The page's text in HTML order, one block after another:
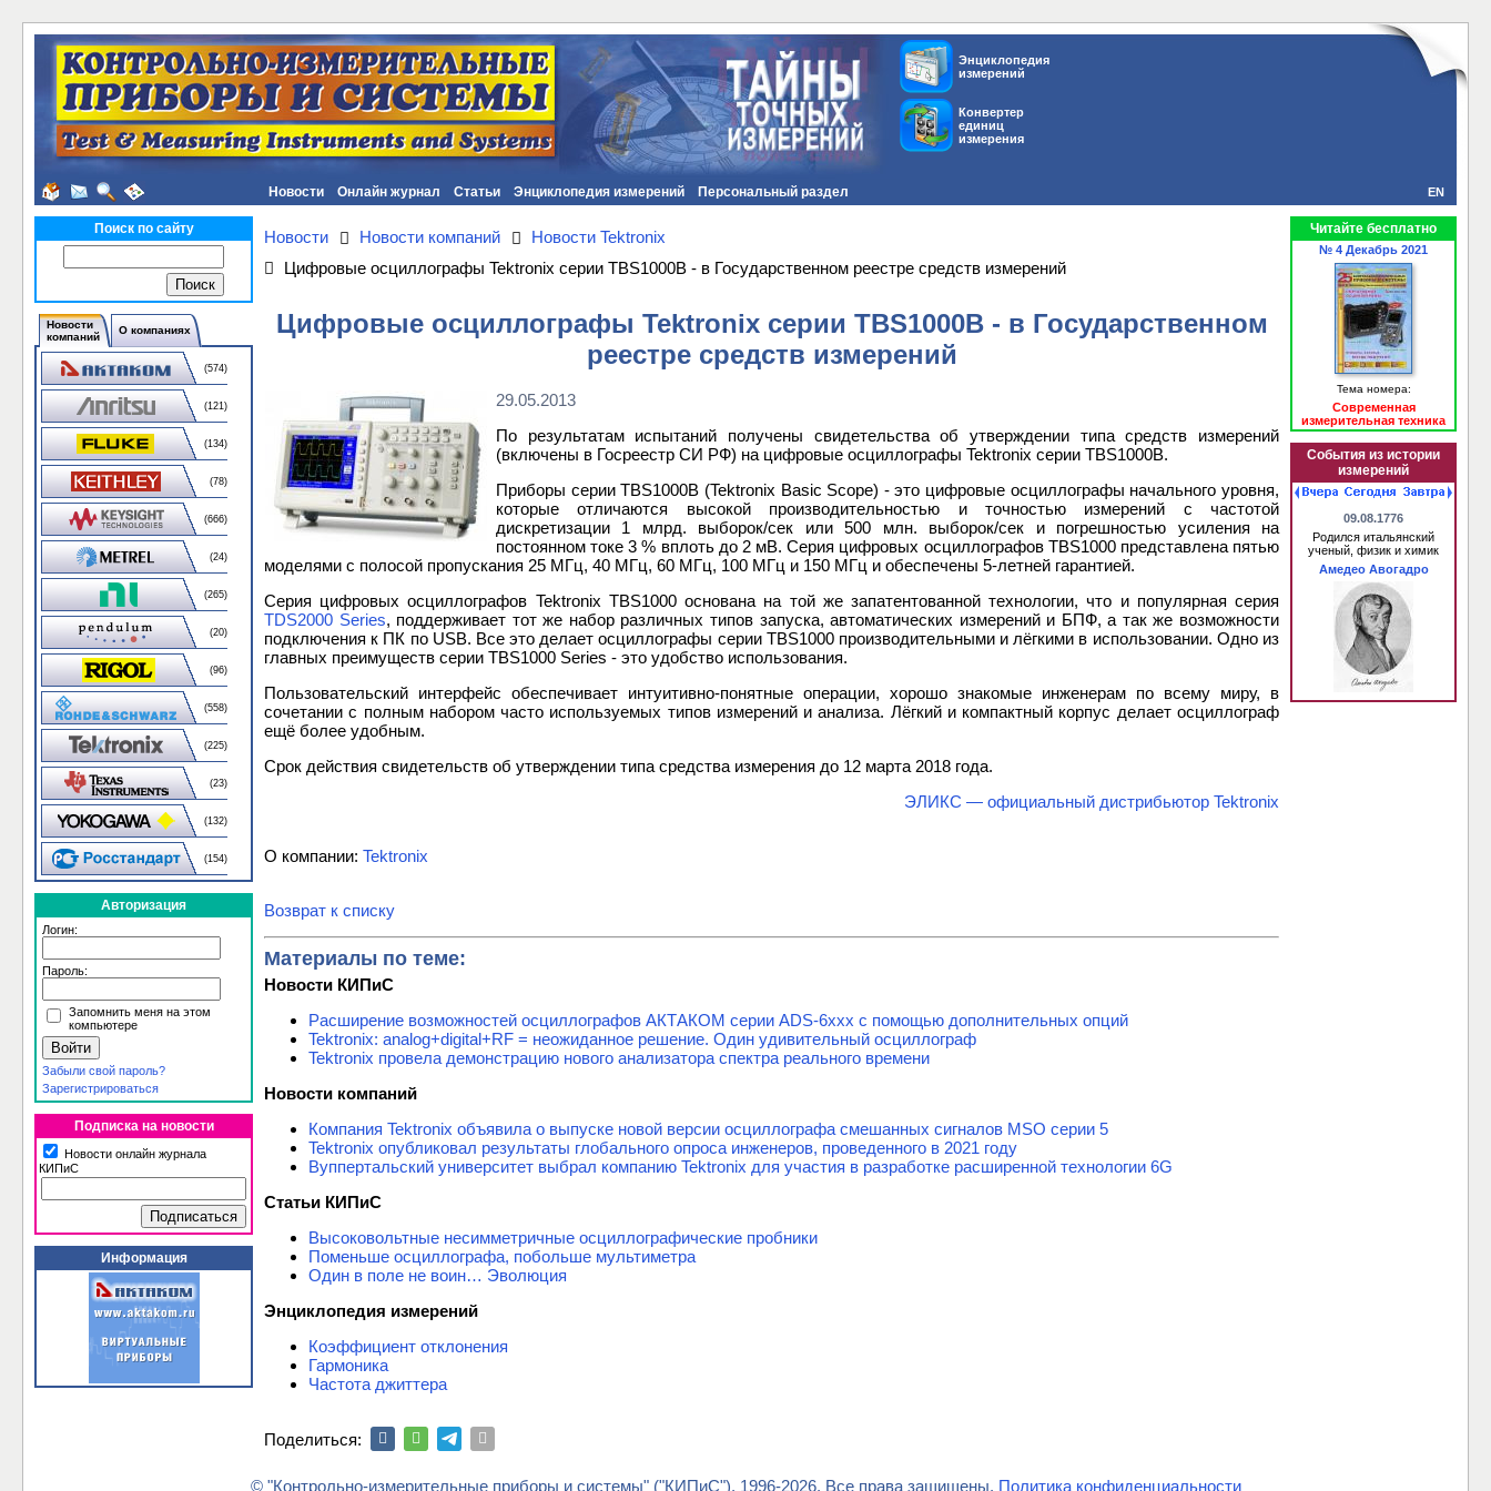
Энциклопедия
измерений
Конвертер
единиц
измерения
Новости Онлайн журнал Статьи Энциклопедия измерений Персональный раздел EN
Поиск по сайту
Новости
компаний
О компаниях
(574)
(121)
(134)
(78)
(666)
(24)
(265)
(20)
(96)
(558)
(225)
(23)
(132)
(154)
Авторизация
Логин:
Пароль:
Запомнить меня на этом
компьютере
Забыли свой пароль?
Зарегистрироваться
Подписка на новости
Новости онлайн журнала
КИПиС
Информация
Новости Новости компаний
Новости Tektronix
Цифровые осциллографы Tektronix серии TBS1000B - в Государственном реестре средств измерений
Цифровые осциллографы Tektronix серии TBS1000B - в Государственном
реестре средств измерений
29.05.2013
По результатам испытаний получены свидетельства об утверждении типа средств измерений
(включены в Госреестр СИ РФ) на цифровые осциллографы Tektronix серии TBS1000B.
Приборы серии TBS1000B (Tektronix Basic Scope) - это цифровые осциллографы начального уровня,
которые отличаются высокой производительностью и точностью измерений с частотой
дискретизации 1 млрд. выборок/сек или 500 млн. выборок/сек и погрешностью усиления на
постоянном токе 3 % вплоть до 2 мВ. Серия цифровых осциллографов TBS1000 представлена пятью
моделями с полосой пропускания 25 МГц, 40 МГц, 60 МГц, 100 МГц и 150 МГц и обеспечены 5-летней гарантией.
Серия цифровых осциллографов Tektronix TBS1000 основана на той же запатентованной технологии, что и популярная серия
TDS2000 Series, поддерживает тот же набор различных типов запуска, автоматических измерений и БПФ, а так же возможности
подключения к ПК по USB. Все это делает осциллографы серии TBS1000 производительными и лёгкими в использовании. Одно из
главных преимуществ серии TBS1000 Series - это удобство использования.
Пользовательский интерфейс обеспечивает интуитивно-понятные операции, хорошо знакомые инженерам по всему миру, в
сочетании с полным набором часто используемых типов измерений и анализа. Лёгкий и компактный корпус делает осциллограф
ещё более удобным.
Срок действия свидетельств об утверждении типа средства измерения до 12 марта 2018 года.
ЭЛИКС — официальный дистрибьютор Tektronix
О компании: Tektronix
Возврат к списку
Материалы по теме:
Новости КИПиС
Расширение возможностей осциллографов АКТАКОМ серии ADS-6ххх с помощью дополнительных опций
Tektronix: analog+digital+RF = неожиданное решение. Один удивительный осциллограф
Tektronix провела демонстрацию нового анализатора спектра реального времени
Новости компаний
Компания Tektronix объявила о выпуске новой версии осциллографа смешанных сигналов MSO серии 5
Tektronix опубликовал результаты глобального опроса инженеров, проведенного в 2021 году
Вуппертальский университет выбрал компанию Tektronix для участия в разработке расширенной технологии 6G
Статьи КИПиС
Высоковольтные несимметричные осциллографические пробники
Поменьше осциллографа, побольше мультиметра
Один в поле не воин… Эволюция
Энциклопедия измерений
Коэффициент отклонения
Гармоника
Частота джиттера
Поделиться:
Читайте бесплатно
№ 4 Декабрь 2021
Тема номера:
Современная
измерительная техника
События из истории
измерений
09.08.1776
Родился итальянский
ученый, физик и химик
Амедео Авогадро
© "Контрольно-измерительные приборы и системы" ("КИПиС"), 1996-2026. Все права защищены. Политика конфиденциальности